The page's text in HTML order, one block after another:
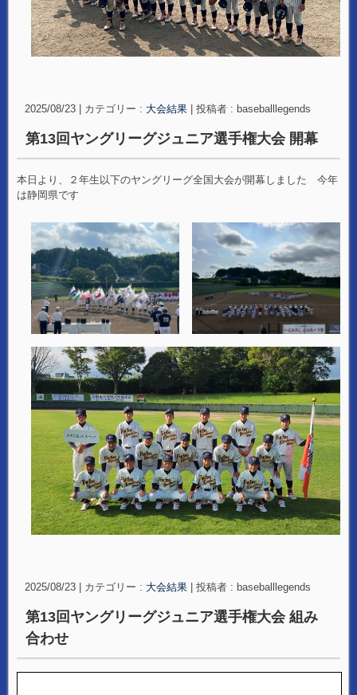
2025/08/23 カテゴリー : 大会結果 投稿者 : baseballlegends
第13回ヤングリーグジュニア選手権大会 開幕
本日より、２年生以下のヤングリーグ全国大会が開幕しました 今年
は静岡県です
2025/08/23 | カテゴリー : 大会結果 | 投稿者 : baseballlegends
第13回ヤングリーグジュニア選手権大会 組み
合わせ